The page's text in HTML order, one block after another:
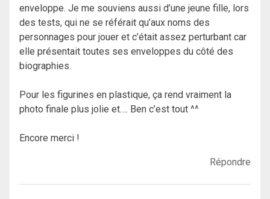
enveloppe. Je me souviens aussi d’une jeune fille, lors
des tests, qui ne se référait qu’aux noms des
personnages pour jouer et c’était assez perturbant car
elle présentait toutes ses enveloppes du côté des
biographies.
Pour les figurines en plastique, ça rend vraiment la
photo finale plus jolie et…. Ben c’est tout ^^
Encore merci !
Répondre